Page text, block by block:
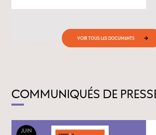
VOIR TOUS LES DOCUMENTS
COMMUNIQUÉS DE
JUIN